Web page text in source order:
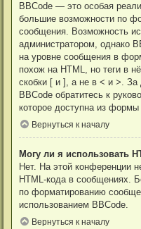
BBCode — это особая
большие возможности по
сообщения. Возможность
администратором, однако
на уровне сообщения в
похож на HTML, но теги в
скобки [ и ], а не в < и >.
BBCode обратитесь к
которое доступна из
Вернуться к началу
Могу ли я использовать
Нет. На этой конференции
HTML-кода в сообщениях.
по форматированию
использованием BBCode.
Вернуться к началу